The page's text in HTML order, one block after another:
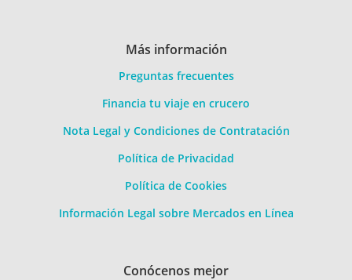
Más información
Preguntas frecuentes
Financia tu viaje en crucero
Nota Legal y Condiciones de Contratación
Política de Privacidad
Política de Cookies
Información Legal sobre Mercados en Línea
Conócenos mejor